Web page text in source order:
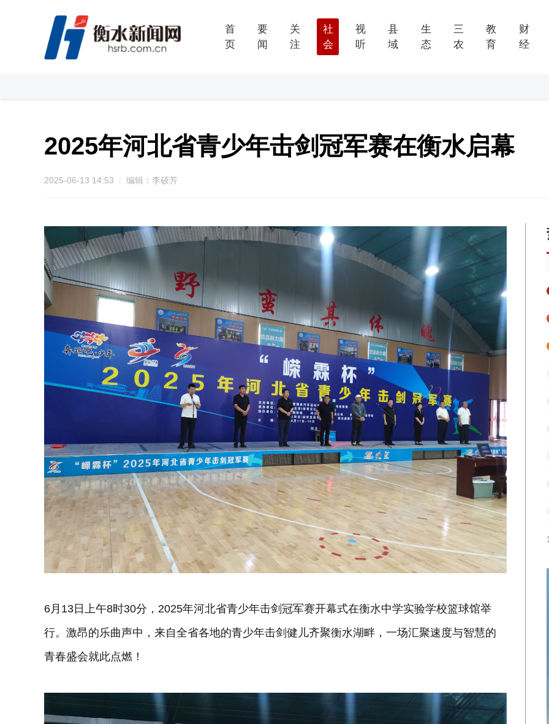
首
页
要
闻
关
注
社
会
视
听
县
域
生
态
三
农
教
育
财
经
2025年河北省青少年击剑冠军赛在衡水启幕
2025-06-13 14:53 编辑：李硕芳
6月13日上午8时30分，2025年河北省青少年击剑冠军赛开幕式在衡水中学实验学校篮球馆举
行。激昂的乐曲声中，来自全省各地的青少年击剑健儿齐聚衡水湖畔，一场汇聚速度与智慧的
青春盛会就此点燃！